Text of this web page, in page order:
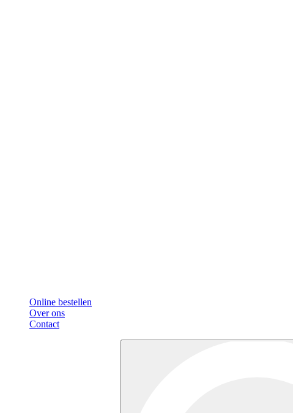
Online bestellen
Over ons
Contact